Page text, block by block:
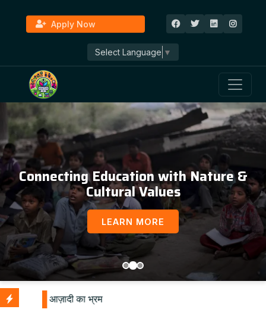
Apply Now
Select Language ▼
Connecting Education with Nature &
Cultural Values
LEARN MORE